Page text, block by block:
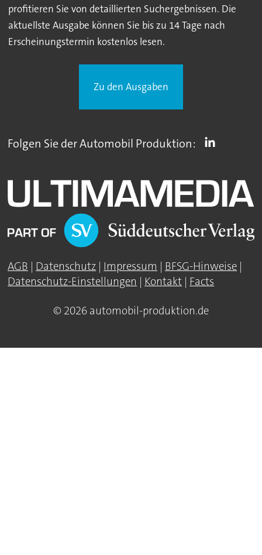
profitieren Sie von detaillierten Suchergebnissen. Die
aktuellste Ausgabe können Sie bis zu 14 Tage nach
Erscheinungstermin kostenlos lesen.
Zu den Ausgaben
Folgen Sie der Automobil Produktion:
AGB | Datenschutz | Impressum | BFSG-Hinweise |
Datenschutz-Einstellungen | Kontakt | Facts
© 2026 automobil-produktion.de